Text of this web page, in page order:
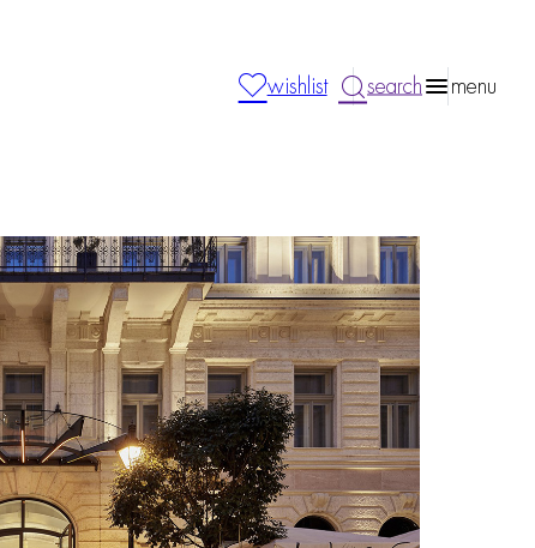
wishlist search menu